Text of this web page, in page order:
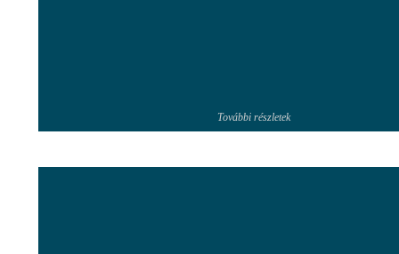
További részletek